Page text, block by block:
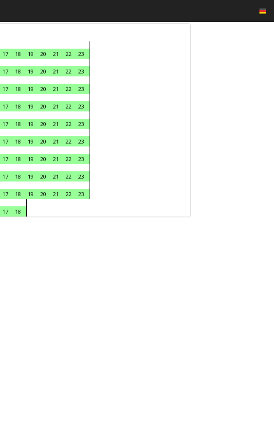
17 18 19 20 21 22
23
17 18 19 20 21 22
23
17 18 19 20 21 22
23
17 18 19 20 21 22
23
17 18 19 20 21 22
23
17 18 19 20 21 22
23
17 18 19 20 21 22
23
17 18 19 20 21 22
23
17 18 19 20 21 22
23
17 18